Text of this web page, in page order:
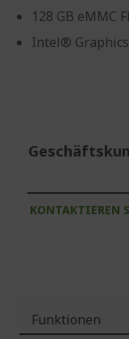
128 GB eMMC
Intel®
KONTAKTIEREN
Funktionen